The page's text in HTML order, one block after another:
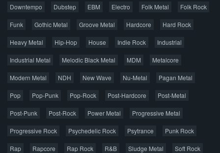
Downtempo Dubstep EBM Electro Folk Metal Folk Rock
Funk Gothic Metal Groove Metal Hardcore Hard Rock
Heavy Metal Hip-Hop House Indie Rock Industrial
Industrial Metal Melodic Black Metal MDM Metalcore
Modern Metal NDH New Wave Nu-Metal Pagan Metal
Pop Pop-Punk Pop-Rock Post-Hardcore Post-Metal
Post-Punk Post-Rock Power Metal Progressive Metal
Progressive Rock Psychedelic Rock Psytrance Punk Rock
Rap Rapcore Rap Rock R&B Sludge Metal Soft Rock
Главная Поиск по сайту
Карта сайта
Джаз
Метал Поп Рэп Рок Шансон
Весь материал выложен для ознакомления, после
лицензионную копию.